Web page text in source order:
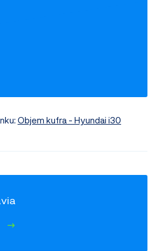
Objem kufra - Hyundai i30